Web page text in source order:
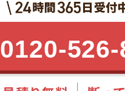
0120-526-